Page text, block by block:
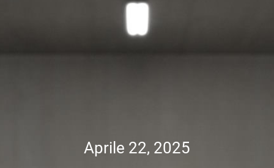
Aprile 22, 2025